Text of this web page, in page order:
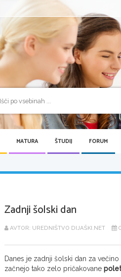
MATURA ŠTUDIJ FORUM
Zadnji šolski dan
AVTOR: UREDNIŠTVO DIJAŠKI.NET
Danes je zadnji šolski dan za
začnejo tako zelo pričakovane